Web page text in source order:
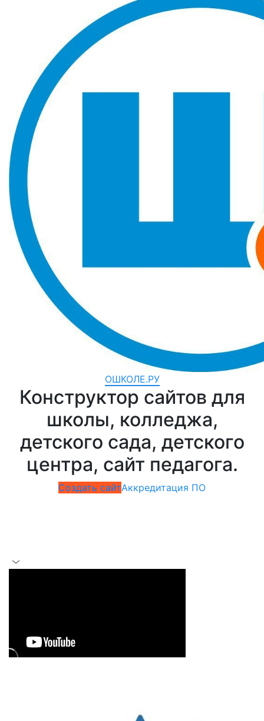
ОШКОЛЕ.РУ
Конструктор сайтов для
школы, колледжа,
детского сада, детского
центра, сайт педагога.
Создать сайтАккредитация ПО